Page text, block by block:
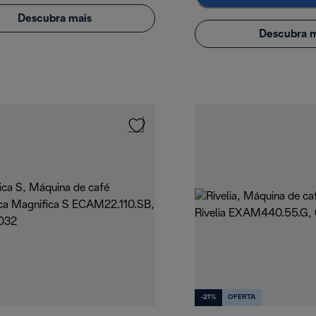
Descubra mais
Descubra
-21% OFERTA